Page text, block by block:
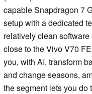
capable Snapdragon 7
setup with a dedicated
relatively clean
close to the Vivo V70
you, with AI, transform
and change seasons,
the segment lets you do